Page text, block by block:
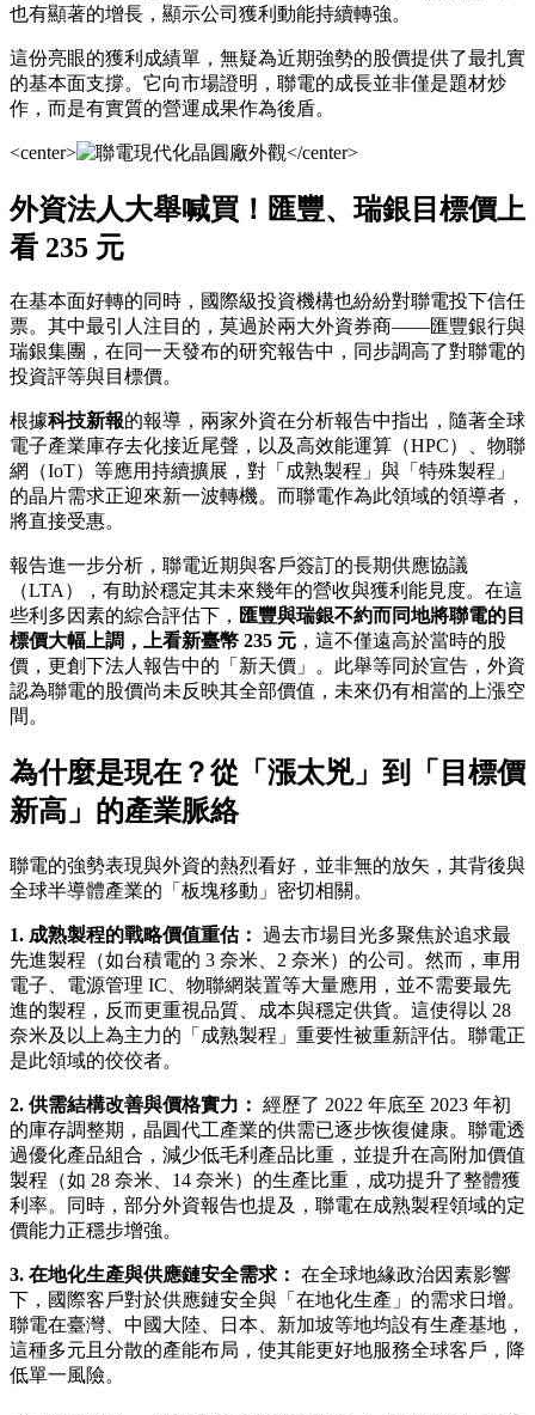
也有顯著的增長，顯示公司獲利動能持續轉強。
這份亮眼的獲利成績單，無疑為近期強勢的股價提供了最扎實
的基本面支撐。它向市場證明，聯電的成長並非僅是題材炒
作，而是有實質的營運成果作為後盾。
<center> </center>
外資法人大舉喊買！匯豐、瑞銀目標價上
看 235 元
在基本面好轉的同時，國際級投資機構也紛紛對聯電投下信任
票。其中最引人注目的，莫過於兩大外資券商——匯豐銀行與
瑞銀集團，在同一天發布的研究報告中，同步調高了對聯電的
投資評等與目標價。
根據科技新報的報導，兩家外資在分析報告中指出，隨著全球
電子產業庫存去化接近尾聲，以及高效能運算（HPC）、物聯
網（IoT）等應用持續擴展，對「成熟製程」與「特殊製程」
的晶片需求正迎來新一波轉機。而聯電作為此領域的領導者，
將直接受惠。
報告進一步分析，聯電近期與客戶簽訂的長期供應協議
（LTA），有助於穩定其未來幾年的營收與獲利能見度。在這
些利多因素的綜合評估下， 匯豐與瑞銀不約而同地將聯電的目
標價大幅上調，上看新臺幣 235 元 ，這不僅遠高於當時的股
價，更創下法人報告中的「新天價」。此舉等同於宣告，外資
認為聯電的股價尚未反映其全部價值，未來仍有相當的上漲空
間。
為什麼是現在？從「漲太兇」到「目標價
新高」的產業脈絡
聯電的強勢表現與外資的熱烈看好，並非無的放矢，其背後與
全球半導體產業的「板塊移動」密切相關。
1. 成熟製程的戰略價值重估： 過去市場目光多聚焦於追求最
先進製程（如台積電的 3 奈米、2 奈米）的公司。然而，車用
電子、電源管理 IC、物聯網裝置等大量應用，並不需要最先
進的製程，反而更重視品質、成本與穩定供貨。這使得以 28
奈米及以上為主力的「成熟製程」重要性被重新評估。聯電正
是此領域的佼佼者。
2. 供需結構改善與價格實力： 經歷了 2022 年底至 2023 年初
的庫存調整期，晶圓代工產業的供需已逐步恢復健康。聯電透
過優化產品組合，減少低毛利產品比重，並提升在高附加價值
製程（如 28 奈米、14 奈米）的生產比重，成功提升了整體獲
利率。同時，部分外資報告也提及，聯電在成熟製程領域的定
價能力正穩步增強。
3. 在地化生產與供應鏈安全需求： 在全球地緣政治因素影響
下，國際客戶對於供應鏈安全與「在地化生產」的需求日增。
聯電在臺灣、中國大陸、日本、新加坡等地均設有生產基地，
這種多元且分散的產能布局，使其能更好地服務全球客戶，降
低單一風險。